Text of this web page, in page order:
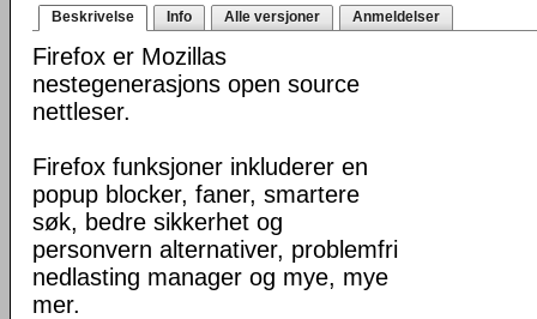
Beskrivelse Info Alle versjoner Anmeldelser
Firefox er Mozillas
nestegenerasjons open source
nettleser.
Firefox funksjoner inkluderer en
popup blocker, faner, smartere
søk, bedre sikkerhet og
personvern alternativer, problemfri
nedlasting manager og mye, mye
mer.